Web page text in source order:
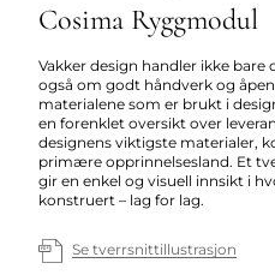
Cosima Ryggmodul
Vakker design handler ikke bare
også om godt håndverk og
materialene som er brukt i
en forenklet oversikt over
designens viktigste materialer,
primære opprinnelsesland. Et
gir en enkel og visuell innsikt i
konstruert – lag for lag.
Se tverrsnittillustrasjon